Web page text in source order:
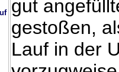
gut
gestoßen,
Lauf in der